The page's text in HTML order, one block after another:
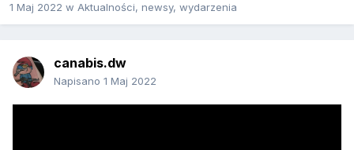
1 Maj 2022 w Aktualności, newsy, wydarzenia
canabis.dw
Napisano 1 Maj 2022